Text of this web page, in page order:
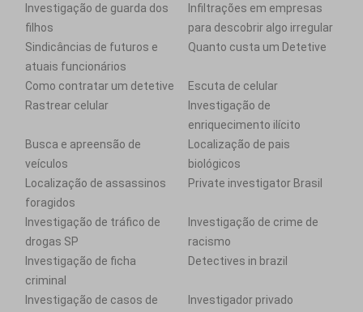
Investigação de guarda dos
filhos
Infiltrações em empresas
para descobrir algo irregular
Sindicâncias de futuros e
atuais funcionários
Quanto custa um Detetive
Como contratar um detetive
Escuta de celular
Rastrear celular
Investigação de
enriquecimento ilícito
Busca e apreensão de
veículos
Localização de pais
biológicos
Localização de assassinos
foragidos
Private investigator Brasil
Investigação de tráfico de
drogas SP
Investigação de crime de
racismo
Investigação de ficha
criminal
Detectives in brazil
Investigação de casos de
Investigador privado